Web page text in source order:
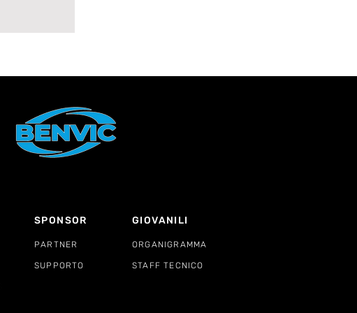
SPONSOR
PARTNER
SUPPORTO
GIOVANILI
ORGANIGRAMMA
STAFF TECNICO